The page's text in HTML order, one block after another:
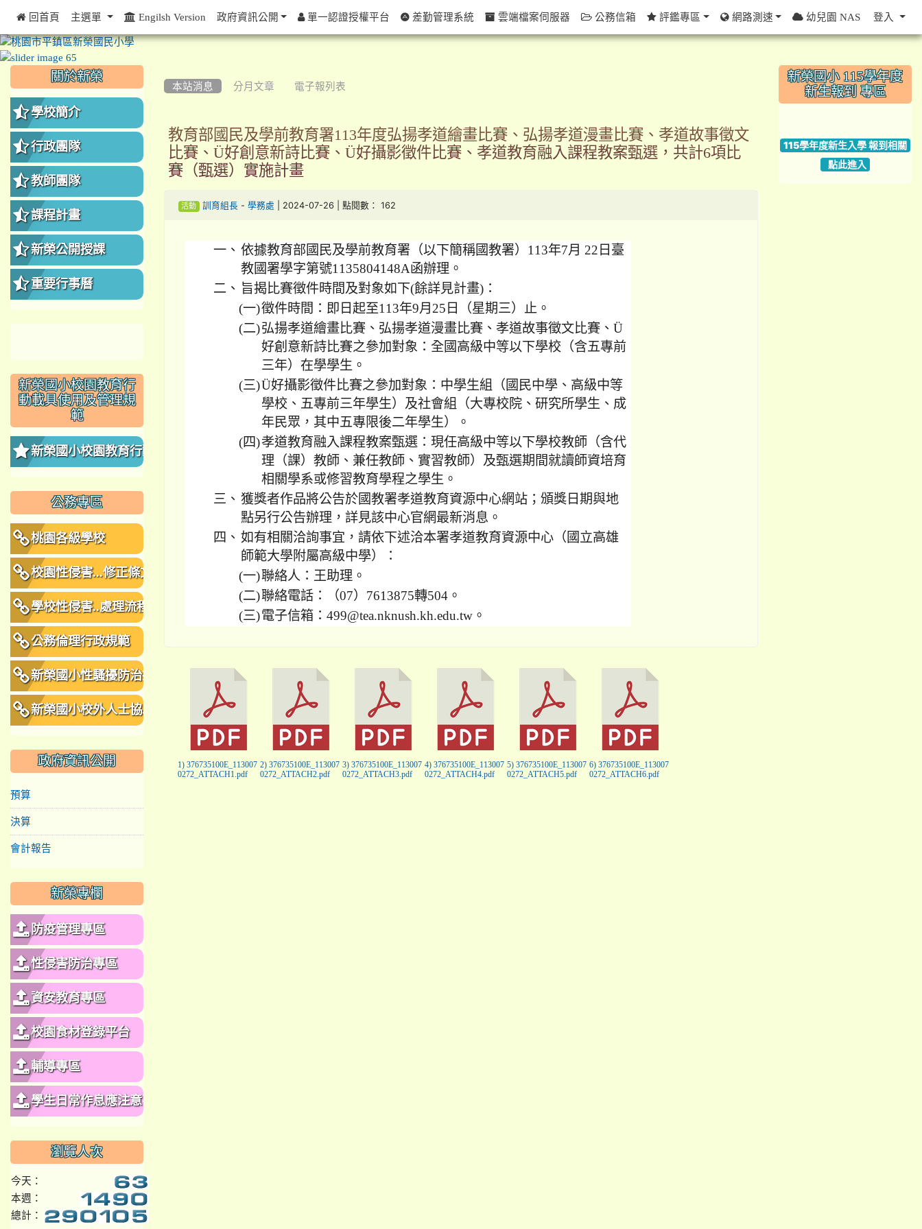
本站消息 分月文章 電子報列表
教育部國民及學前教育署113年度弘揚孝道繪畫比賽、弘揚孝道漫畫比賽、孝道故事徵文
比賽、Ü好創意新詩比賽、Ü好攝影徵件比賽、孝道教育融入課程教案甄選，共計6項比
賽（甄選）實施計畫
活動 訓育組長- 學務處 | 2024-07-26 | 點閱數： 162
一、 依據教育部國民及學前教育署（以下簡稱國教署）113年7月 22日臺
教國署學字第號1135804148A函辦理。
二、 旨揭比賽徵件時間及對象如下(餘詳見計畫)：
(一)徵件時間：即日起至113年9月25日（星期三）止。
(二)弘揚孝道繪畫比賽、弘揚孝道漫畫比賽、孝道故事徵文比賽、Ü
好創意新詩比賽之參加對象：全國高級中等以下學校（含五專前
三年）在學學生。
(三)Ü好攝影徵件比賽之參加對象：中學生組（國民中學、高級中等
學校、五專前三年學生）及社會組（大專校院、研究所學生、成
年民眾，其中五專限後二年學生）。
(四)孝道教育融入課程教案甄選：現任高級中等以下學校教師（含代
理（課）教師、兼任教師、實習教師）及甄選期間就讀師資培育
相關學系或修習教育學程之學生。
三、 獲獎者作品將公告於國教署孝道教育資源中心網站；頒獎日期與地
點另行公告辦理，詳見該中心官網最新消息。
四、 如有相關洽詢事宜，請依下述洽本署孝道教育資源中心（國立高雄
師範大學附屬高級中學）：
(一)聯絡人：王助理。
(二)聯絡電話：（07）7613875轉504。
(三)電子信箱：499@tea.nknush.kh.edu.tw。
1) 376735100E_113007
0272_ATTACH1.pdf
2) 376735100E_113007
0272_ATTACH2.pdf
3) 376735100E_113007
0272_ATTACH3.pdf
4) 376735100E_113007
0272_ATTACH4.pdf
5) 376735100E_113007
0272_ATTACH5.pdf
6) 376735100E_113007
0272_ATTACH6.pdf
::: 關於新榮
學校簡介
行政團隊
教師團隊
課程計畫
新榮公開授課
重要行事曆
新榮國小校園教育行
動載具使用及管理規
範
新榮國小校園教育行動
公務專區
桃園各級學校
校園性侵害...修正條文
學校性侵害..處理流程
公務倫理行政規範
新榮國小性騷擾防治措
施、申訴及懲戒規範
新榮國小校外人士協助
政府資訊公開
預算
決算
會計報告
新榮專欄
防疫管理專區
性侵害防治專區
資安教育專區
校園食材登錄平台
輔導專區
學生日常作息應注意事
瀏覽人次
今天：
本週：
總計：
:::
新榮國小 115學年度
新生報到 專區
115學年度新生入學 報到相關
點此進入
::: 回首頁 主選單 Engilsh Version 政府資訊公開 單一認證授權平台 差勤管理系統 雲端檔案伺服器 公務信箱 評鑑專區 網路測速 幼兒園 NAS 登入